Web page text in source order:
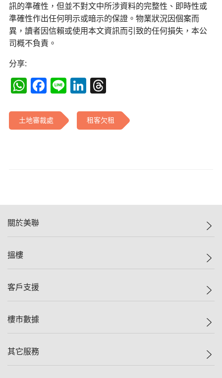
訊的準確性，但並不對文中所涉資料的完整性、即時性或
準確性作出任何明示或暗示的保證。物業狀況因個案而
異，讀者因信賴或使用本文資訊而引致的任何損失，本公
司概不負責。
分享:
WhatsApp
Facebook
LineLinkedIn
土地審裁處 租客欠租
關於美聯
美聯集團
人才招募
搵樓
一手新盤
減價
美聯豪宅
獨家樓盤
客戶支援
自助放盤
查詢熱線
樓市數據
樓價指數
其它服務